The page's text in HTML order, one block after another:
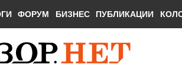
ФОРУМ БИЗНЕС ПУБЛИКАЦИИ